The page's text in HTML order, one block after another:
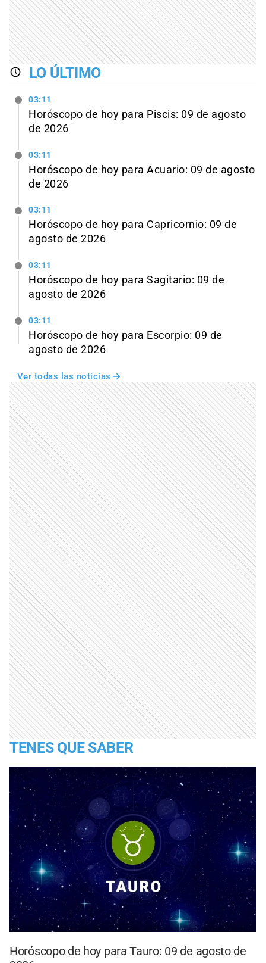
LO ÚLTIMO
03:11
Horóscopo de hoy para Piscis: 09 de agosto
de 2026
03:11
Horóscopo de hoy para Acuario: 09 de agosto
de 2026
03:11
Horóscopo de hoy para Capricornio: 09 de
agosto de 2026
03:11
Horóscopo de hoy para Sagitario: 09 de
agosto de 2026
03:11
Horóscopo de hoy para Escorpio: 09 de
agosto de 2026
Ver todas las noticias
TENES QUE SABER
Horóscopo de hoy para Tauro: 09 de agosto de